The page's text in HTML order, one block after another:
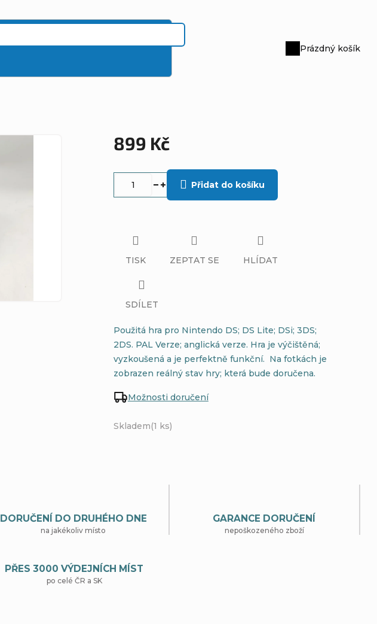
Nákupní
Prázdný košík
899 Kč
Skladem(1 ks)
Možnosti doručení
Přidat do košíku
Použitá hra pro Nintendo DS; DS Lite; DSi; 3DS;
2DS. PAL Verze; anglická verze. Hra je výčištěná;
vyzkoušená a je perfektně funkční. Na fotkách je
zobrazen reálný stav hry; která bude doručena.
TISK ZEPTAT SE HLÍDAT
SDÍLET
DORUČENÍ DO DRUHÉHO DNE
na jakékoliv místo
GARANCE DORUČENÍ
nepoškozeného zboží
PŘES 3000 VÝDEJNÍCH MÍST
po celé ČR a SK